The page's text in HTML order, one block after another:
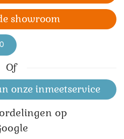
showroom
Of
onze inmeetservice
op